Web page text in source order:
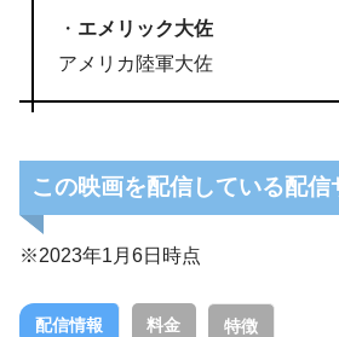
・ エメリック大佐
アメリカ陸軍大佐
この映画を配信している配信
※2023年1月6日時点
配信情報 料金 特徴